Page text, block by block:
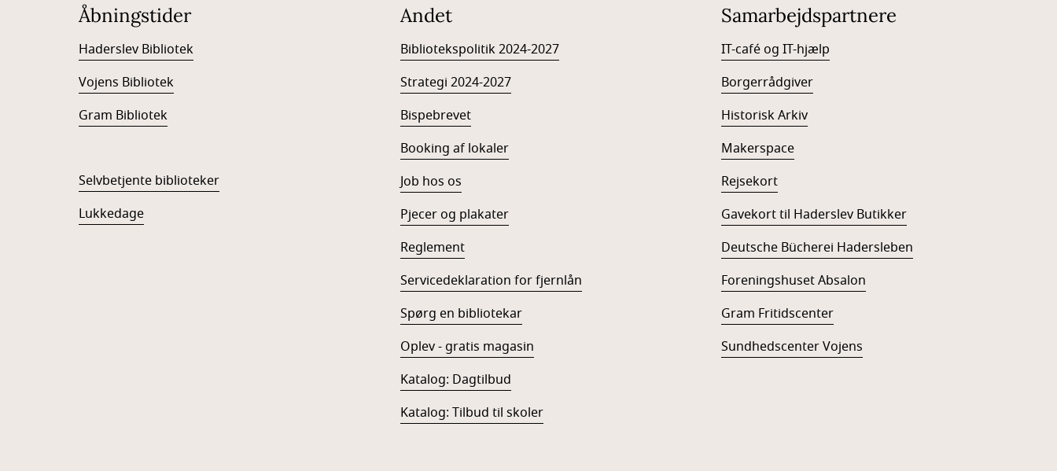
Åbningstider
Haderslev Bibliotek
Vojens Bibliotek
Gram Bibliotek
Selvbetjente biblioteker
Lukkedage
Andet
Bibliotekspolitik 2024-2027
Strategi 2024-2027
Bispebrevet
Booking af lokaler
Job hos os
Pjecer og plakater
Reglement
Servicedeklaration for fjernlån
Spørg en bibliotekar
Oplev - gratis magasin
Katalog: Dagtilbud
Katalog: Tilbud til skoler
Samarbejdspartnere
IT-café og IT-hjælp
Borgerrådgiver
Historisk Arkiv
Makerspace
Rejsekort
Gavekort til Haderslev Butikker
Deutsche Bücherei Hadersleben
Foreningshuset Absalon
Gram Fritidscenter
Sundhedscenter Vojens